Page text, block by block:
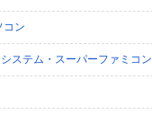
コン
ステム・スーパーファミコン